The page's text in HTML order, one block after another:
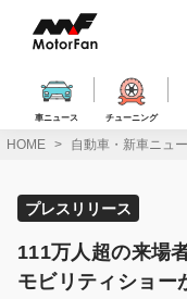
ス
車ニュース チューニング
HOME 自動車・新車ニュ
プレスリリース
111万人超の来場
モビリティショー